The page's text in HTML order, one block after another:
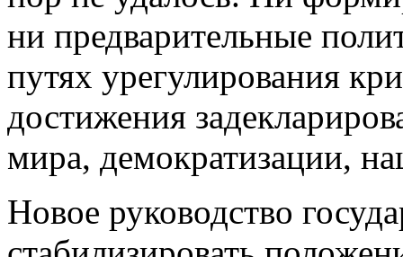
ни предварительные
путях урегулирования
достижения
мира, демократизации,
Новое руководство